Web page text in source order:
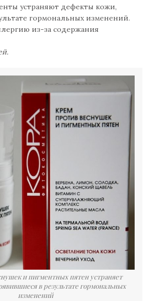
устраняют дефекты кожи,
гормональных изменений.
из-за содержания
и пигментных пятен устраняет
в результате гормональных
изменений